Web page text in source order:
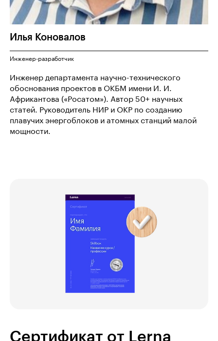
Илья Коновалов
Инженер-разработчик
Инженер департамента научно-технического
обоснования проектов в ОКБМ имени И. И.
Африкантова («Росатом»). Автор 50+ научных
статей. Руководитель НИР и ОКР по созданию
плавучих энергоблоков и атомных станций малой
мощности.
Сертификат от Lerna